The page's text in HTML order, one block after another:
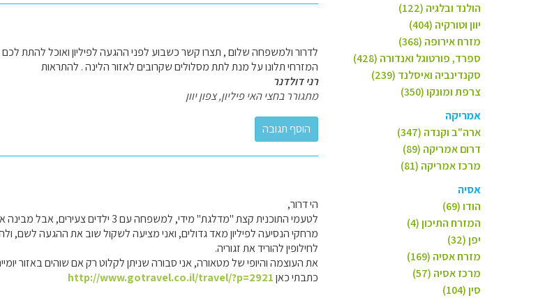
הולנד ובלגיה (122)
יוון וטורקיה (404)
מזרח אירופה (368)
ספרד, פורטוגל ואנדורה (428)
סקנדינביה ואיסלנד (239)
צרפת ומונקו (350)
אמריקה
ארה"ב וקנדה (347)
דרום אמריקה (89)
מרכז אמריקה (81)
אסיה
הודו (69)
המזרח התיכון (4)
יפן (32)
מזרח אסיה (169)
מרכז אסיה (57)
סין (104)
לדרור ולמשפחה שלום , תצרו קשר כשבוע לפני ההגעה לפיליון ואוכל להתת
המזרחי תלונו על מנת לתת מסלולים שקרובים לאזור הלינה . להתראות
רני דולדנר
מתגורר בחצי האי פיליון, צפון יוון
הי דרור,
לטעמי התוכנית קצת "מדלגת" מידי, למשפחה עם 3 ילדים צעירים, אבל מבינה את הרצון לראות כמה שיותר מקומות.
מרחקי הנסיעה לפיליון מאד גדולים, ואני מציעה לשקול שוב את ההגעה לשם,
לחילופין להוריד את זגוריה.
את העוצמה והיופי של מטאורה, אני סבורה שניתן לקלוט רק אם שוהים באזור
כתבתי כאןhttp://www.gotravel.co.il/travel/?p=2921